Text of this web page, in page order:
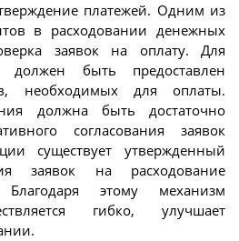
платежей. Одним из
в расходовании денежных
заявок на оплату. Для
должен быть предоставлен
необходимых для оплаты.
должна быть достаточно
согласования заявок
существует утвержденный
заявок на расходование
этому механизм
гибко, улучшает